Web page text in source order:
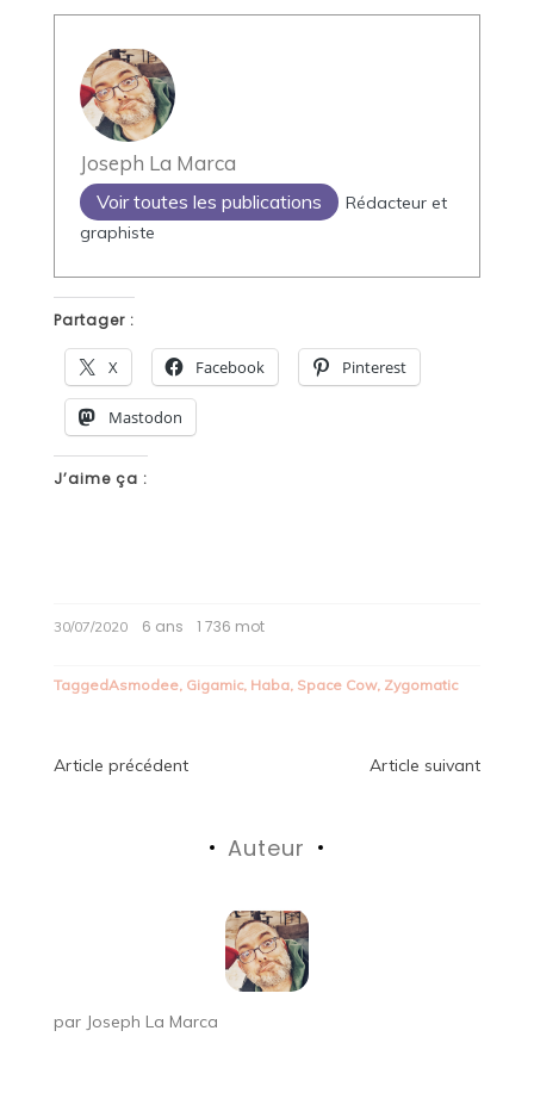
Joseph La Marca
Voir toutes les publications
Rédacteur et
graphiste
Partager :
X Facebook Pinterest
Mastodon
J’aime ça :
30/07/2020 6 ans 1 736 mot
TaggedAsmodee, Gigamic, Haba, Space Cow, Zygomatic
Navigation
Article précédent Article suivant
Auteur
par Joseph La Marca